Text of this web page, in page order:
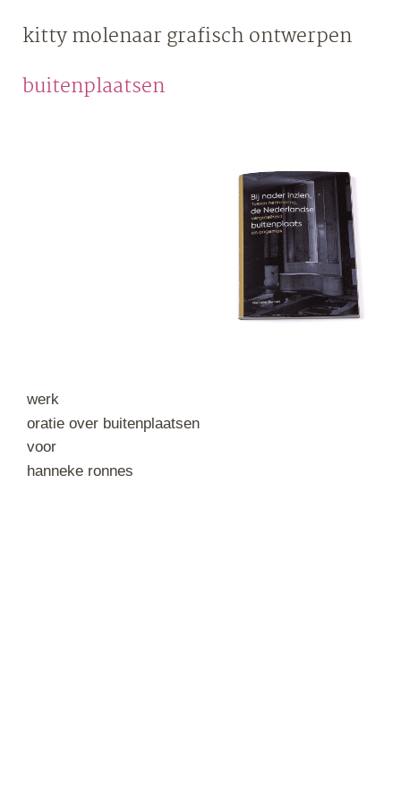
to
kitty molenaargrafisch ontwerpen
buitenplaatsen
werk
oratie over buitenplaatsen
voor
hanneke ronnes